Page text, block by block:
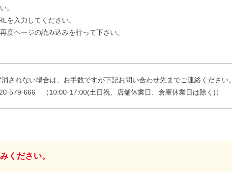
。
を入力してください。
度ページの読み込みを行って下さい。
されない場合は、お手数ですが下記お問い合わせ先までご連絡ください。
579-666 （10:00-17:00(土日祝、店舗休業日、倉庫休業日は除く)）
ください。